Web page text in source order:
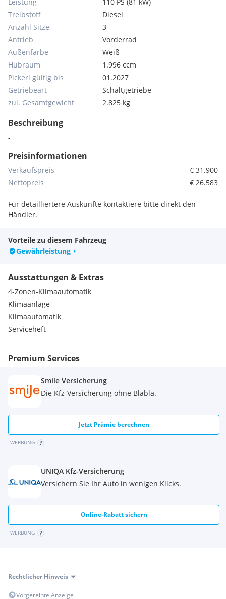
Treibstoff
Diesel
Anzahl Sitze
3
Antrieb
Vorderrad
Außenfarbe
Weiß
Hubraum
1.996 ccm
Pickerl gültig bis
01.2027
Getriebeart
Schaltgetriebe
zul. Gesamtgewicht
2.825 kg
Beschreibung
-
Preisinformationen
Verkaufspreis
€ 31.900
Nettopreis
€ 26.583
Für detailliertere Auskünfte kontaktiere bitte direkt den
Händler.
Vorteile zu diesem Fahrzeug
Gewährleistung
Ausstattungen & Extras
4-Zonen-Klimaautomatik
Klimaanlage
Klimaautomatik
Serviceheft
Premium Services
Smile Versicherung
Die Kfz-Versicherung ohne Blabla.
Jetzt Prämie berechnen
WERBUNG
UNIQA Kfz-Versicherung
Versichern Sie Ihr Auto in wenigen Klicks.
Online-Rabatt sichern
WERBUNG
Rechtlicher Hinweis
Vorgereihte Anzeige